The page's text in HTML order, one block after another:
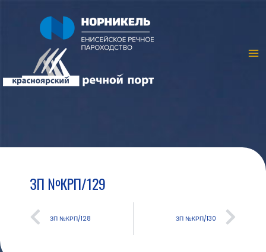
ЗП №КРП/129
ЗП №КРП/128 ЗП №КРП/130